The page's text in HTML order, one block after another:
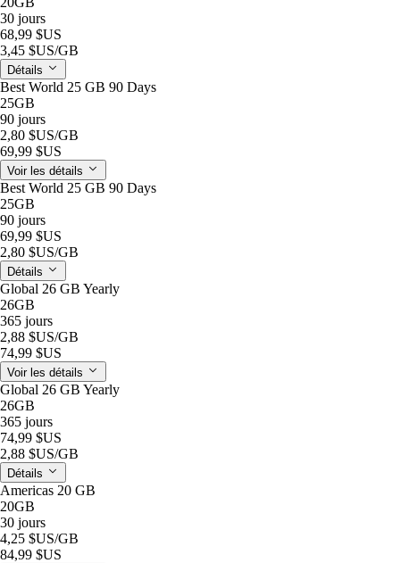
30 jours
68,99 $US
3,45 $US/GB
Détails
Best World 25 GB 90 Days
25GB
90 jours
2,80 $US/GB
69,99 $US
Voir les détails
Best World 25 GB 90 Days
25GB
90 jours
69,99 $US
2,80 $US/GB
Détails
Global 26 GB Yearly
26GB
365 jours
2,88 $US/GB
74,99 $US
Voir les détails
Global 26 GB Yearly
26GB
365 jours
74,99 $US
2,88 $US/GB
Détails
Americas 20 GB
20GB
30 jours
4,25 $US/GB
84,99 $US